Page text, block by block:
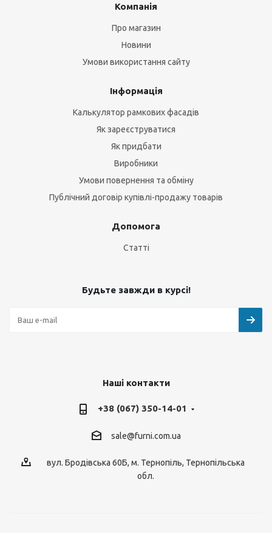
Компанія
Про магазин
Новини
Умови використання сайту
Інформація
Калькулятор рамкових фасадів
Як зареєструватися
Як придбати
Виробники
Умови повернення та обміну
Публічний договір купівлі-продажу товарів
Допомога
Статті
Будьте завжди в курсі!
Наші контакти
+38 (067) 350-14-01
sale@furni.com.ua
вул. Бродівська 60Б, м. Тернопіль, Тернопільська
обл.